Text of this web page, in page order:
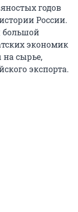
годов
России.
большой
экономик
сырье,
экспорта.